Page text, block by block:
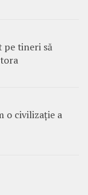
pe tineri să
o civilizație a